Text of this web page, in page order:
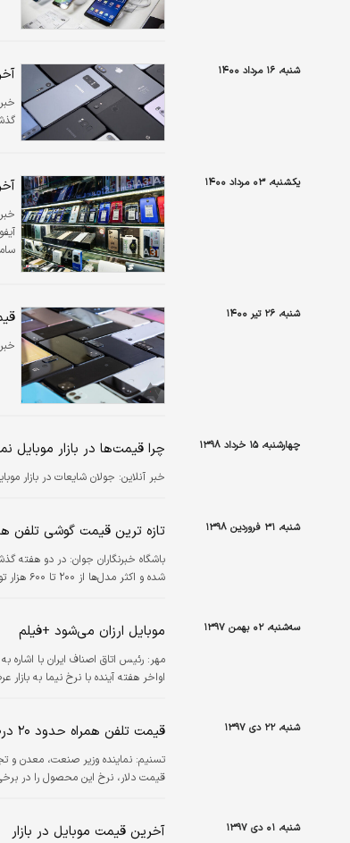
شنبه، ۱۶ مرداد ۱۴۰۰
یکشنبه، ۰۳ مرداد ۱۴۰۰
شنبه، ۲۶ تیر ۱۴۰۰
چهارشنبه، ۱۵ خرداد ۱۳۹۸ چرا قیمت‌ها در بازار موبایل
خبر آنلاین: جولان شایعات در بازار
شنبه، ۳۱ فروردین ۱۳۹۸ تازه ترین قیمت گوشی تلفن
باشگاه خبرنگاران جوان: در دو هفته
شده و اکثر مدل‌ها از ۲۰۰ تا ۶۰۰ هزار تومان ارزان‌تر شده‌اند.
سه‌شنبه، ۰۲ بهمن ۱۳۹۷ موبایل ارزان می‌شود +فیلم
مهر:
اواخر هفته آینده با نرخ نیما به بازار
شنبه، ۲۲ دی ۱۳۹۷ قیمت تلفن همراه حدود ۲۰ درصد پایین آمد
تسنیم: نماینده وزیر صنعت، معدن و
قیمت دلار، نرخ این محصول را در برخی از برندها ۱۵ تا
شنبه، ۰۱ دی ۱۳۹۷ آخرین قیمت موبایل در بازار